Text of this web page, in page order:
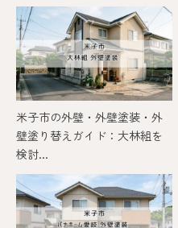
米子市の外壁・外壁塗装・外
壁塗り替えガイド：大林組を
検討...